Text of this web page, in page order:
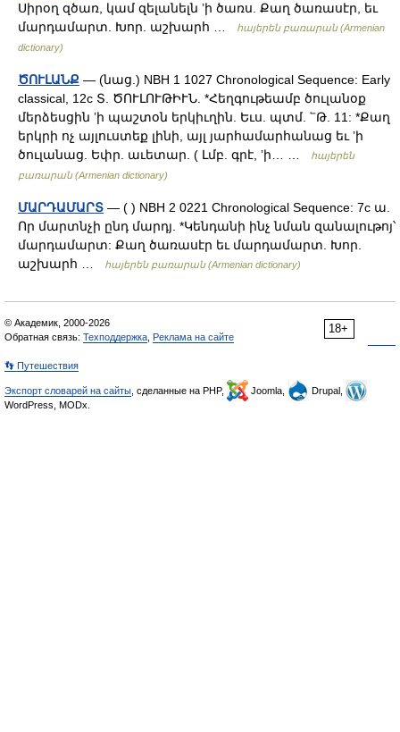
Սիրօղ զծառ, կամ զելանելն ʼի ծառս. Քաղ ծառասէր, եւ
մարդամարտ. Խոր. աշխարհ …
հայերեն բառարան (Armenian
dictionary)
ԾՈՒԼԱՆՔ — (նաց.) NBH 1 1027 Chronological Sequence: Early
classical, 12c Տ. ԾՈՒԼՈՒԹԻՒՆ. *Հեղգութեամբ ծուլանօք
մերձեսցին ʼի պաշտօն երկիւղին. Եւս. պտմ. ՟Թ. 11: *Քաղ
երկրի ոչ այլուստեք լինի, այլ յարհամարհանաց եւ ʼի
ծուլանաց. Եփր. աւետար. ( Լմբ. գրէ, ʼի… …
հայերեն
բառարան (Armenian dictionary)
ՄԱՐԴԱՄԱՐՏ — ( ) NBH 2 0221 Chronological Sequence: 7c ա.
Որ մարտնչի ընդ մարդյ. *Կենդանի ինչ նման զանալութոյ՝
մարդամարտ: Քաղ ծառասէր եւ մարդամարտ. Խոր.
աշխարհ …
հայերեն բառարան (Armenian dictionary)
18+
© Академик, 2000-2026
Обратная связь: Техподдержка Реклама на сайте
👣 Путешествия
Экспорт словарей на сайты , сделанные на PHP, Joomla,
Drupal,
WordPress, MODx.